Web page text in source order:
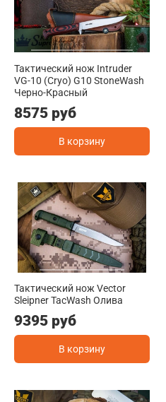
Тактический нож Intruder
VG-10 (Cryo) G10 StoneWash
Черно-Красный
8575 руб
В корзину
Тактический нож Vector
Sleipner TacWash Олива
9395 руб
В корзину